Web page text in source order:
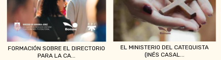
FORMACIÓN SOBRE EL DIRECTORIO
PARA LA CA...
EL MINISTERIO DEL CATEQUISTA
(INÉS CASAL...